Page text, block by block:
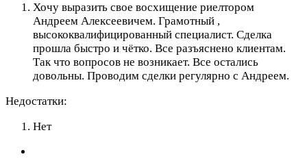
Хочу выразить свое восхищение риелтором
Андреем Алексеевичем. Грамотный ,
высококвалифицированный специалист. Сделка
прошла быстро и чётко. Все разъяснено клиентам.
Так что вопросов не возникает. Все остались
довольны. Проводим сделки регулярно с Андреем.
Недостатки:
Нет